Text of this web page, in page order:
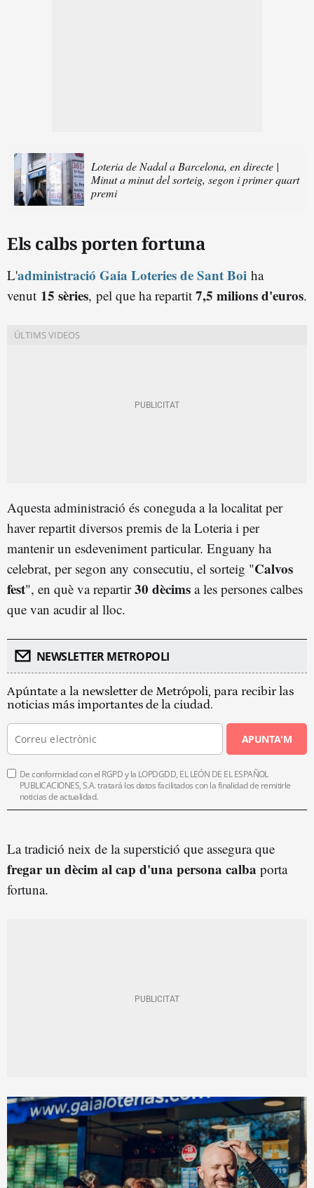
Loteria de Nadal a Barcelona, en directe |
Minut a minut del sorteig, segon i primer quart
premi
Els calbs porten fortuna
L'administració Gaia Loteries de Sant Boi ha
venut 15 sèries, pel que ha repartit 7,5 milions d'euros.
Aquesta administració és coneguda a la localitat per
haver repartit diversos premis de la Loteria i per
mantenir un esdeveniment particular. Enguany ha
celebrat, per segon any consecutiu, el sorteig "Calvos
fest", en què va repartir30 dècims a les persones calbes
que van acudir al lloc.
NEWSLETTER METROPOLI
Apúntate a la newsletter de Metrópoli, para recibir las
noticias más importantes de la ciudad.
APUNTA'M
De conformidad con el RGPD y la LOPDGDD, EL LEÓN DE EL ESPAÑOL
PUBLICACIONES, S.A. tratará los datos facilitados con la finalidad de remitirle
noticias de actualidad.
La tradició neix de la superstició que assegura que
fregar un dècim al cap d'una persona calba porta
fortuna.